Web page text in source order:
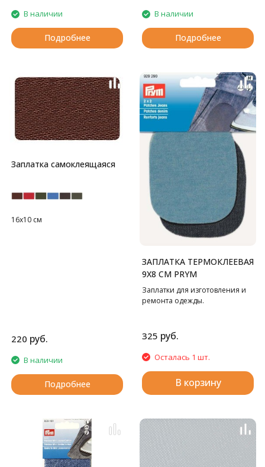
В наличии
Подробнее
В наличии
Подробнее
Заплатка самоклеящаяся
16х10 см
220 руб.
В наличии
Подробнее
ЗАПЛАТКА ТЕРМОКЛЕЕВАЯ
9Х8 СМ PRYM
Заплатки для изготовления и
ремонта одежды.
325 руб.
Осталась 1 шт.
В корзину